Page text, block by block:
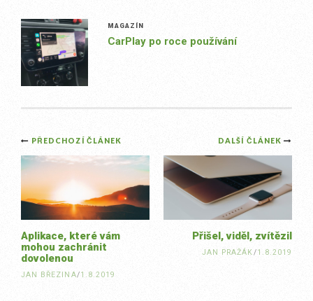
MAGAZÍN
CarPlay po roce používání
Post
navigation
DALŠÍ ČLÁNEK
Přišel, viděl, zvítězil
JAN PRAŽÁK/1.8.2019
PŘEDCHOZÍ ČLÁNEK
Aplikace, které vám
mohou zachránit
dovolenou
JAN BŘEZINA/1.8.2019